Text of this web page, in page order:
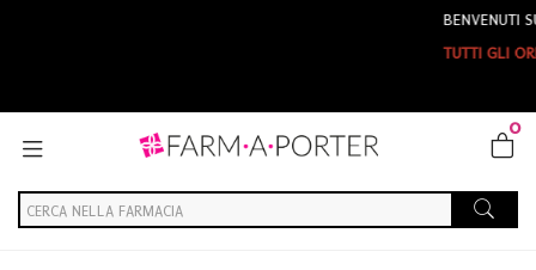
BENVENUTI SU
TUTTI GLI ORDINI
0